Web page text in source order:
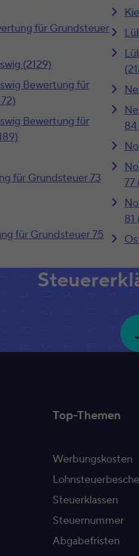
für Grundsteuer
(2129)
Bewertung für
Bewertung für
für Grundsteuer 73
für Grundsteuer 75
84
77
81
Top-Themen
Werbungskosten
Steuerklassen
Steuernummer
Abgabefristen